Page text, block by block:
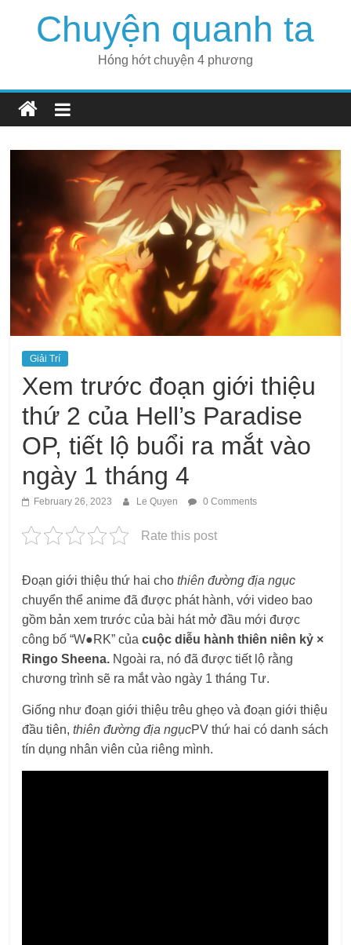
Chuyện quanh ta
Hóng hớt chuyện 4 phương
Giải Trí
Xem trước đoạn giới thiệu
thứ 2 của Hell’s Paradise
OP, tiết lộ buổi ra mắt vào
ngày 1 tháng 4
February 26, 2023 Le Quyen 0 Comments
Rate this post
Đoạn giới thiệu thứ hai cho thiên đường địa ngục
chuyển thể anime đã được phát hành, với video bao
gồm bản xem trước của bài hát mở đầu mới được
công bố “W●RK” củacuộc diễu hành thiên niên kỷ ×
Ringo Sheena. Ngoài ra, nó đã được tiết lộ rằng
chương trình sẽ ra mắt vào ngày 1 tháng Tư.
Giống như đoạn giới thiệu trêu ghẹo và đoạn giới thiệu
đầu tiên,thiên đường địa ngụcPV thứ hai có danh sách
tín dụng nhân viên của riêng mình.